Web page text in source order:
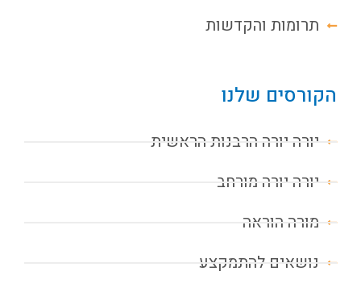
תרומות והקדשות
הקורסים שלנו
יורה יורה הרבנות הראשית
יורה יורה מורחב
מורה הוראה
נושאים להתמקצע